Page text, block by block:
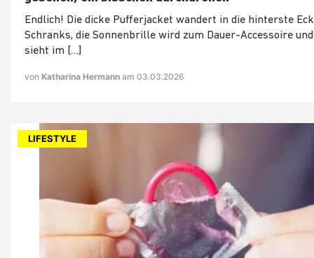
Endlich! Die dicke Pufferjacket wandert in die hinterste
Schranks, die Sonnenbrille wird zum Dauer-Accessoire
sieht im […]
von Katharina Hermann am 03.03.2026
LIFESTYLE